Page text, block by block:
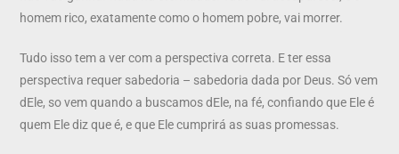
homem rico, exatamente como o homem pobre, vai morrer.
Tudo isso tem a ver com a perspectiva correta. E ter essa
perspectiva requer sabedoria – sabedoria dada por Deus. Só vem
dEle, so vem quando a buscamos dEle, na fé, confiando que Ele é
quem Ele diz que é, e que Ele cumprirá as suas promessas.